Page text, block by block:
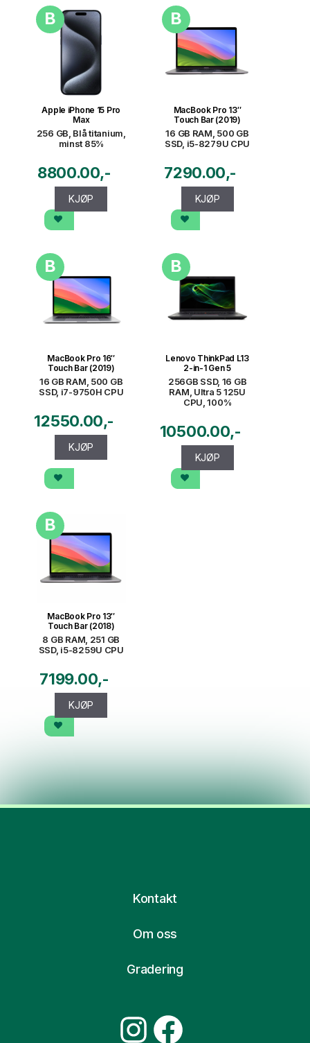
B
Apple iPhone 15 Pro
Max
256 GB, Blå titanium,
minst 85%
8800.00
KJØP
B
MacBook Pro 13″
Touch Bar (2019)
16 GB RAM, 500 GB
SSD, i5-8279U CPU
7290.00
KJØP
B
MacBook Pro 16″
Touch Bar (2019)
16 GB RAM, 500 GB
SSD, i7-9750H CPU
12550.00
KJØP
B
Lenovo ThinkPad L13
2-in-1 Gen 5
256GB SSD, 16 GB
RAM, Ultra 5 125U
CPU, 100%
10500.00
KJØP
B
MacBook Pro 13″
Touch Bar (2018)
8 GB RAM, 251 GB
SSD, i5-8259U CPU
7199.00
KJØP
Kontakt
Om oss
Gradering
Instagram
Facebook